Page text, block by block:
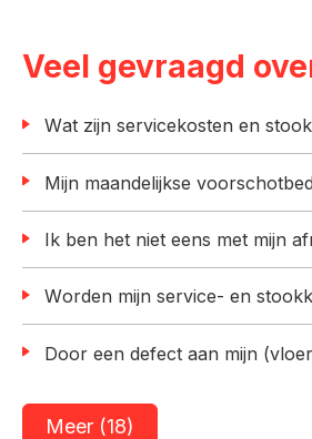
Veel gevraagd
Wat zijn servicekosten en
Mijn maandelijkse
Ik ben het niet eens met mijn
Worden mijn service- en
Door een defect aan mijn
Meer (18)